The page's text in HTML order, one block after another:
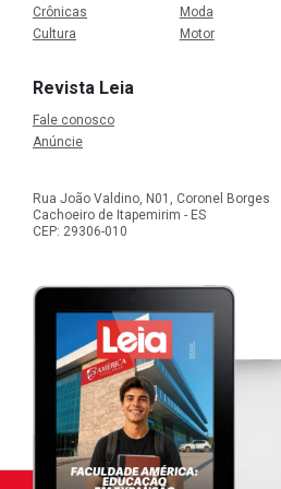
Crônicas
Cultura
Moda
Motor
Revista Leia
Fale conosco
Anúncie
Rua João Valdino, N01, Coronel Borges
Cachoeiro de Itapemirim - ES
CEP: 29306-010